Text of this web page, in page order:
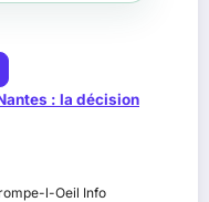
: la décision
l-Oeil Info